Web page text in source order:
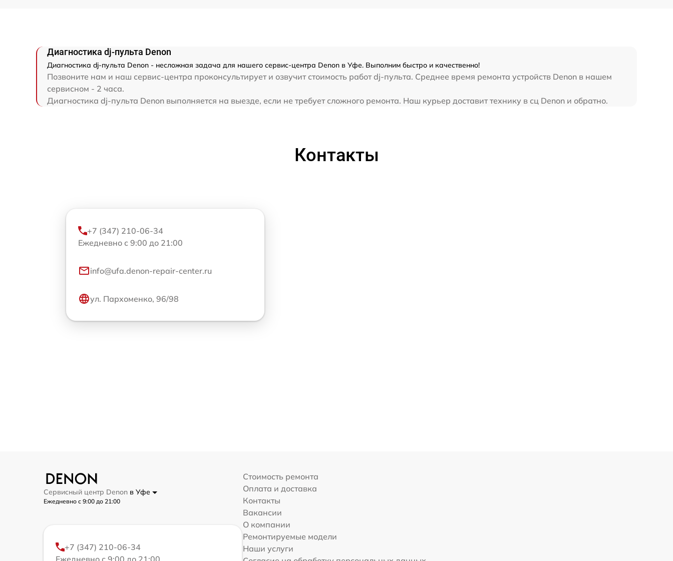
Диагностика dj-пульта Denon
Диагностика dj-пульта Denon - несложная задача для нашего сервис-центра Denon в Уфе. Выполним быстро и качественно!
Позвоните нам и наш сервис-центра проконсультирует и озвучит стоимость работ dj-пульта. Среднее время ремонта устройств Denon в нашем
сервисном - 2 часа.
Диагностика dj-пульта Denon выполняется на выезде, если не требует сложного ремонта. Наш курьер доставит технику в сц Denon и обратно.
Контакты
+7 (347) 210-06-34
Ежедневно с 9:00 до 21:00
info@ufa.denon-repair-center.ru
ул. Пархоменко, 96/98
Сервисный центр Denon в Уфе
Ежедневно с 9:00 до 21:00
+7 (347) 210-06-34
Ежедневно с 9:00 до 21:00
Стоимость ремонта
Оплата и доставка
Контакты
Вакансии
О компании
Ремонтируемые модели
Наши услуги